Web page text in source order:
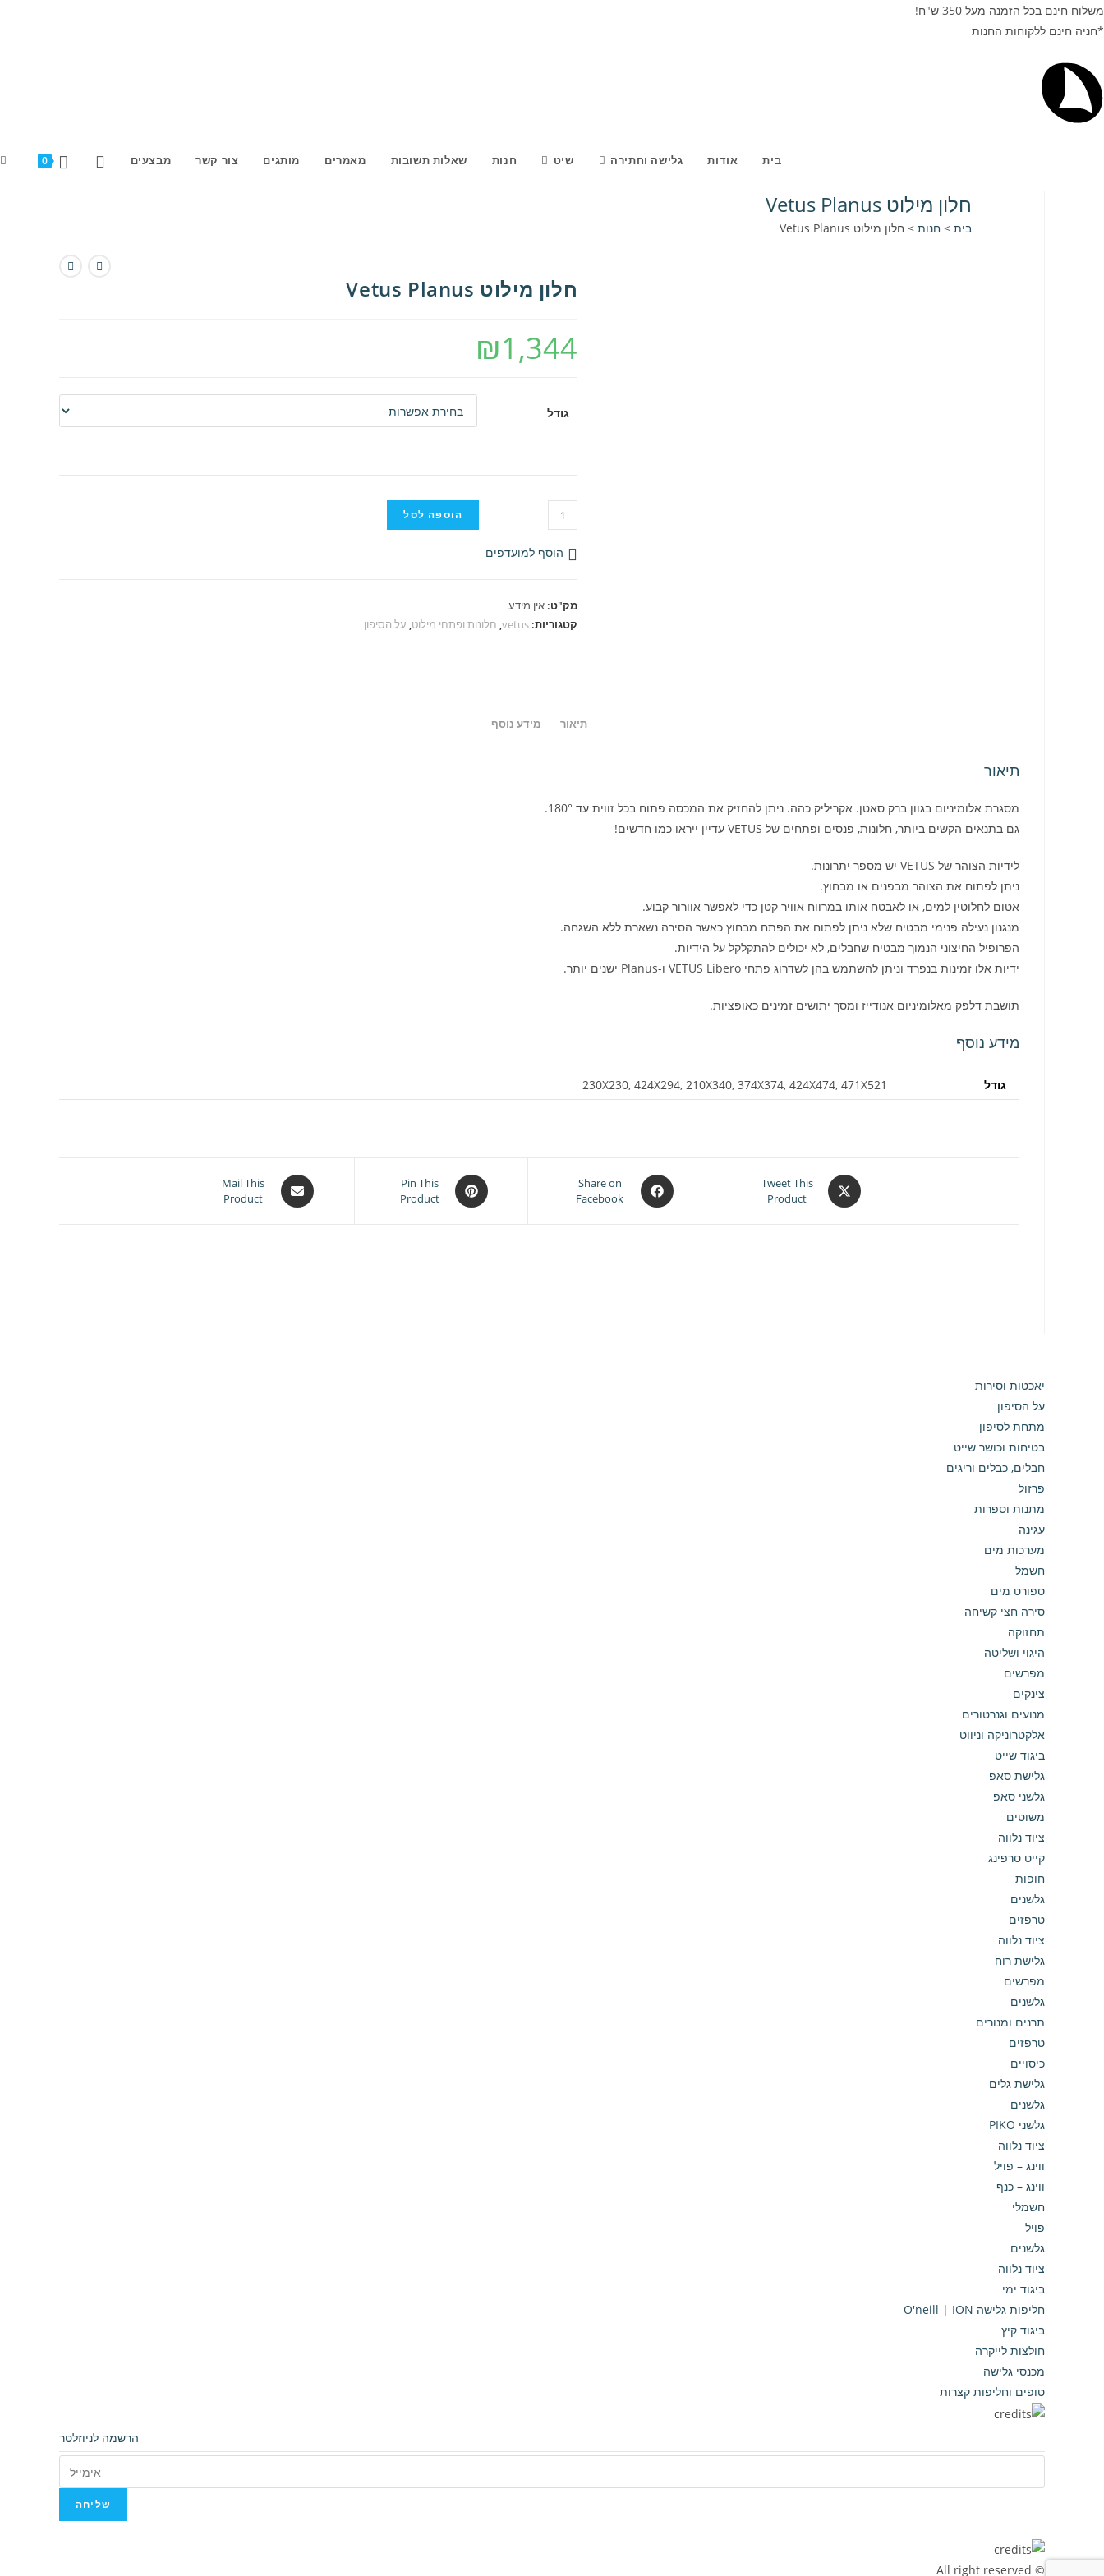
משלוח חינם בכל הזמנה מעל 350 ש"ח!
*חניה חינם ללקוחות החנות
בית אודות גלישה וחתירה שיט חנות שאלות תשובות מאמרים מותגים צור קשר מבצעים 0
חלון מילוט Vetus Planus
בית > חנות > חלון מילוט Vetus Planus
חלון מילוט Vetus Planus
₪1,344
גודל
כמות
של
חלון
Planus
הוספה לסל
הוסף למועדפים
מק"ט: אין מידע
קטגוריות: vetus
, חלונות ופתחי מילוט, על הסיפון
תיאור מידע נוסף
תיאור
מסגרת אלומיניום בגוון ברק סאטן. אקריליק כהה. ניתן להחזיק את המכסה פתוח בכל זווית עד 180°.
גם בתנאים הקשים ביותר, חלונות, פנסים ופתחים של VETUS עדיין ייראו כמו חדשים!
לידיות הצוהר של VETUS יש מספר יתרונות.
ניתן לפתוח את הצוהר מבפנים או מבחוץ.
אטום לחלוטין למים, או לאבטח אותו במרווח אוויר קטן כדי לאפשר אוורור קבוע.
מנגנון נעילה פנימי מבטיח שלא ניתן לפתוח את הפתח מבחוץ כאשר הסירה נשארת ללא השגחה.
הפרופיל החיצוני הנמוך מבטיח שחבלים, לא יכולים להתקלקל על הידיות.
ידיות אלו זמינות בנפרד וניתן להשתמש בהן לשדרוג פתחי VETUS Libero ו-Planus ישנים יותר.
תושבת דלפק מאלומיניום אנודייז ומסך יתושים זמינים כאופציות.
מידע נוסף
גודל 230X230, 424X294, 210X340, 374X374, 424X474, 471X521
Opens
in
Tweet This
Product
Opens
in
Share on
Facebook
Opens
in
Pin This
Product
Opens
in
Mail This
Product
יאכטות וסירות
על הסיפון
מתחת לסיפון
בטיחות וכושר שייט
חבלים, כבלים וריגים
פרזול
מתנות וספרות
עגינה
מערכות מים
חשמל
ספורט מים
סירה חצי קשיחה
תחזוקה
היגוי ושליטה
מפרשים
צינקים
מנועים וגנרטורים
אלקטרוניקה וניווט
ביגוד שייט
גלישת סאפ
גלשני סאפ
משוטים
ציוד נלווה
קייט סרפינג
חופות
גלשנים
טרפזים
ציוד נלווה
גלישת רוח
מפרשים
גלשנים
תרנים ומנורים
טרפזים
כיסויים
גלישת גלים
גלשנים
גלשני PIKO
ציוד נלווה
ווינג – פויל
ווינג – כנף
חשמלי
פויל
גלשנים
ציוד נלווה
ביגוד ימי
חליפות גלישה O'neill | ION
ביגוד קיץ
חולצות לייקרה
מכנסי גלישה
טופים וחליפות קצרות
הרשמה לניוזלטר
© All right reserved